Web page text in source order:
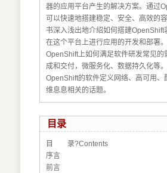
器的应用平台产生的解决方案。通过
可以快速地搭建稳定、安全、高效的
书深入浅出地介绍如何搭建OpenShift
在这个平台上进行应用的开发和部署
OpenShift上如何满足软件研发常见的
成和交付，微服务化、数据持久化等
OpenShift的软件定义网络、高可用、
维息息相关的话题。
目录
目 录?Contents
序言
前言